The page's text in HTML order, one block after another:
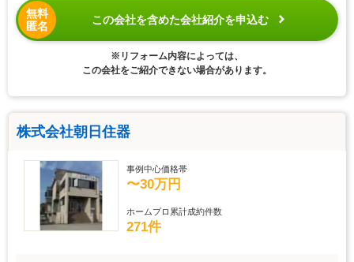
無料
匿名
この会社を含めた会社紹介を申込む
※リフォーム内容によっては、
この会社をご紹介できない場合があります。
株式会社朝日住器
事例中心価格帯
〜30万円
ホームプロ累計成約件数
271件